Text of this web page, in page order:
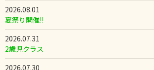
2026.08.01
夏祭り開催!!
2026.07.31
2歳児クラス
2026.07.30